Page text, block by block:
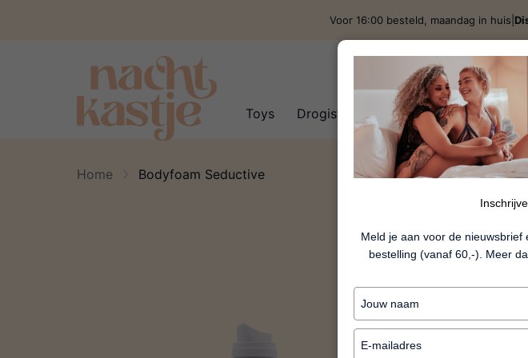
Meld je aan voor de
bestelling (vanaf 60,-). Meer
Voor 16:00 besteld, maandag in huis
Toys Drogisterij Spellen & Giftsets
Home Bodyfoam Seductive
€22.99
+